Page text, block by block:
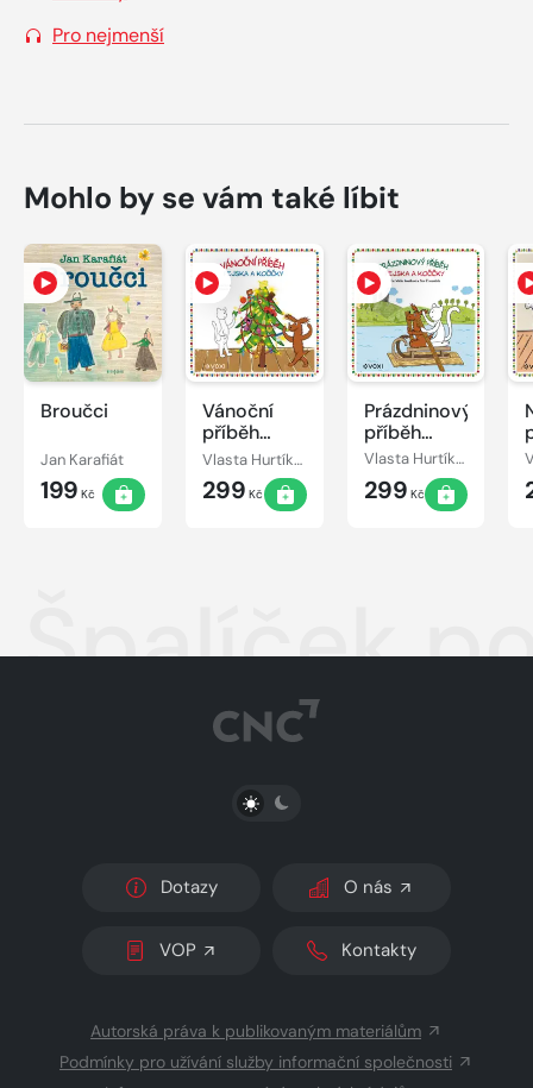
Pro nejmenší
Mohlo by se vám také líbit
Broučci
Jan Karafiát
199 Kč
Vánoční
příběh
pejska a
kočičky
Vlasta Hurtíková
299 Kč
Prázdninový
příběh
pejska a
kočičky
Vlasta Hurtíková
299 Kč
Špalíček
PŘEPNOUT SVĚTLÝ/TMAVÝ REŽIM
Dotazy O nás
VOP Kontakty
Autorská práva k publikovaným materiálům
Podmínky pro užívání služby informační společnosti